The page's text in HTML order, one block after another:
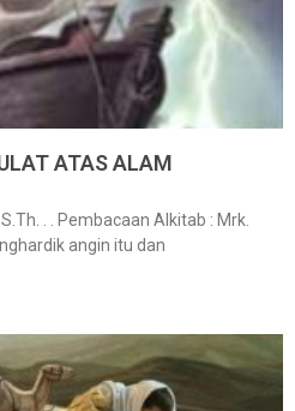
ATAS ALAM
. . Pembacaan Alkitab : Mrk.
angin itu dan